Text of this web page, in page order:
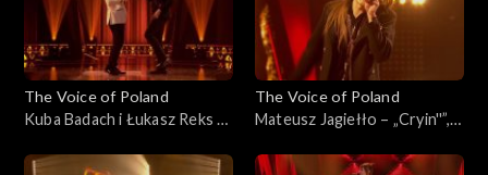
The Voice of Poland
Kuba Badach i Łukasz Reks –
Poland”, Finał, 29 listopada
The Voice of Poland
Mateusz Jagiełło – „Cryin''”,
29 listopada 2025